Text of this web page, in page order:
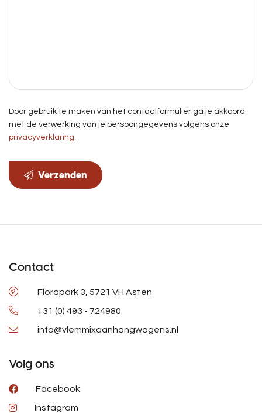
Door gebruik te maken van het contactformulier ga je akkoord
met de verwerking van je persoongegevens volgens onze
privacyverklaring.
Verzenden
Contact
Florapark 3, 5721 VH Asten
+31 (0) 493 - 724980
info@vlemmixaanhangwagens.nl
Volg ons
Facebook
Instagram